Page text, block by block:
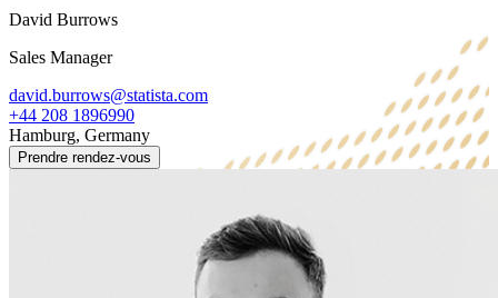
David Burrows
Sales Manager
david.burrows@statista.com
+44 208 1896990
Hamburg, Germany
Prendre rendez-vous